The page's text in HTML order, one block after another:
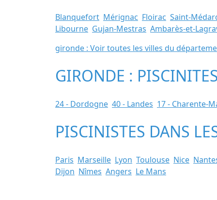
Blanquefort Mérignac Floirac Saint-
Libourne Gujan-Mestras Ambarès-et-
gironde : Voir toutes les villes du
GIRONDE :
24 - Dordogne 40 - Landes 17 - Charente-
PISCINISTES DANS
Paris Marseille Lyon Toulouse Nice
Dijon Nîmes Angers Le Mans